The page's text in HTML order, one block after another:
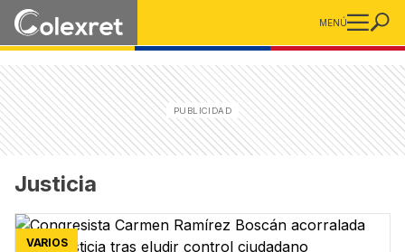
MENÚ
Justicia
VARIOS